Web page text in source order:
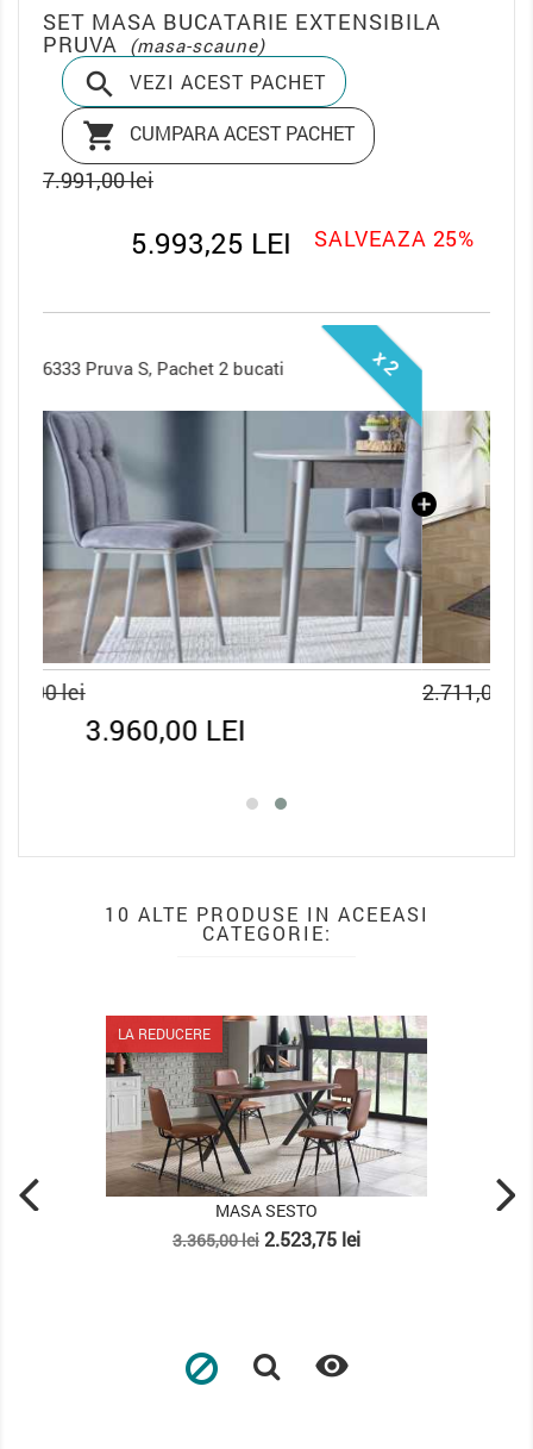
SET MASA BUCATARIE EXTENSIBILA
PRUVA (masa-scaune)
 VEZI ACEST PACHET
 CUMPARA ACEST PACHET
7.991,00 lei
5.993,25 LEI SALVEAZA 25%
Masa Extensibila Pruva
2.711,00 lei
2.033,25 LEI
10 ALTE PRODUSE IN ACEEASI
CATEGORIE:
2.523,75 lei

LA REDUCERE
MASA